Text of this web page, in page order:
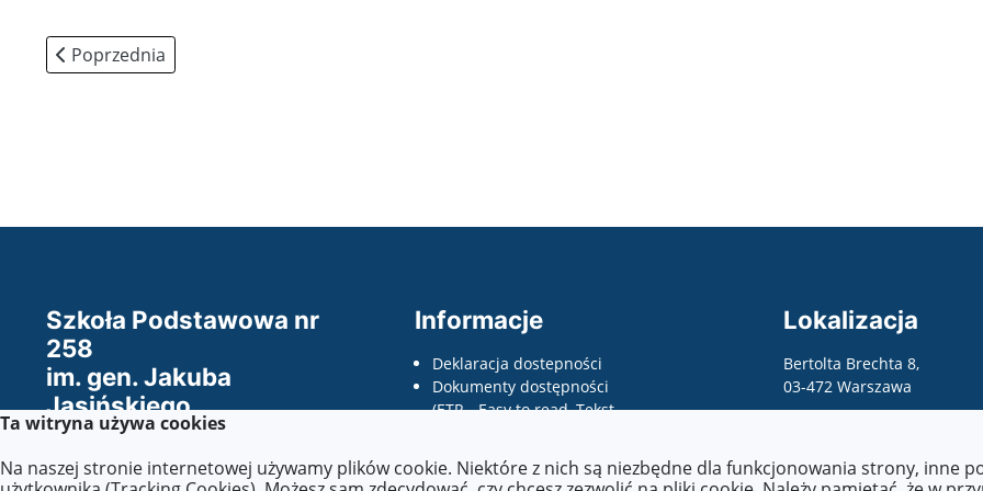
Poprzednia strona: Regulamin korzystania z szatni szkolnej
Poprzednia
Szkoła Podstawowa nr
258
im. gen. Jakuba
Jasińskiego
w Warszawie
Wszelkie prawa zastrzeżone ©.
Informacje
Deklaracja dostepności
Dokumenty dostępności
(ETR - Easy to read, Tekst
wnioski o zapewnienie
dostępności, etc.)
Lokalizacja
Bertolta Brechta 8,
03-472 Warszawa
Ta witryna używa cookies
Na naszej stronie internetowej używamy plików cookie. Niektóre z nich są niezbędne dla funkcjonowania strony, inne